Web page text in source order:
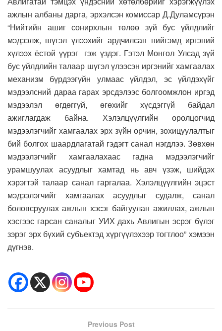
ажлын албаны дарга, эрхэлсэн комиссар Д.Дуламсүрэн
“Нийтийн ашиг сонирхлын төлөө зүй бус үйлдлийг
мэдээлж, шүгэл үлээхийг ардчилсан нийгэмд иргэний
хүлээх ёстой үүрэг гэж үздэг. Гэтэл Монгол Улсад зүй
бус үйлдлийн талаар шүгэл үлээсэн иргэнийг хамгаалах
механизм бүрдээгүйн улмаас үйлдэл, эс үйлдэхүйг
мэдээлсний дараа гарах эрсдэлээс болгоомжлон иргэд
мэдээлэл өгдөггүй, өгөхийг хүсдэггүй байдал
ажиглагдаж байна. Хэлэлцүүлгийн оролцогчид
мэдээлэгчийг хамгаалах эрх зүйн орчин, зохицуулалтыг
бий болгох шаардлагатай гэдэгт санал нэгдлээ. Зөвхөн
мэдээлэгчийг хамгаалахаас гадна мэдээлэгчийг
урамшуулах асуудлыг хамтад нь авч үзэж, шийдэх
хэрэгтэй талаар санал гаргалаа. Хэлэлцүүлгийн эцэст
мэдээлэгчийг хамгаалах асуудлыг судалж, санал
боловсруулах ажлын хэсэг байгуулан ажиллах, ажлын
хэсгээс гарсан саналыг УИХ дахь Авлигын эсрэг бүлэг
зэрэг эрх бүхий субъектэд хүргүүлэхээр тогтлоо” хэмээн
дүгнэв.
Previous Post